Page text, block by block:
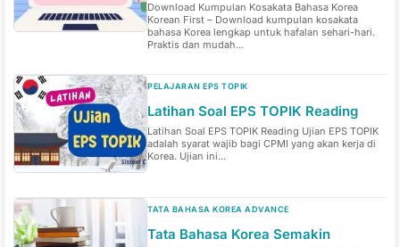
Download Kumpulan Kosakata Bahasa Korea
Korean First – Download kumpulan kosakata
bahasa Korea lengkap untuk hafalan sehari-hari.
Praktis dan mudah...
PELAJARAN EPS TOPIK
Latihan Soal EPS TOPIK Reading
Latihan Soal EPS TOPIK Reading Ujian EPS TOPIK
adalah syarat wajib bagi CPMI yang akan kerja di
Korea. Ujian ini...
TATA BAHASA KOREA ADVANCE
Tata Bahasa Korea Semakin